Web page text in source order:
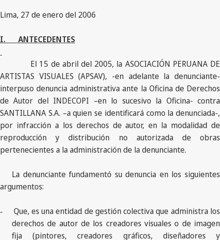
Lima, 27 de enero del 2006
I. ANTECEDENTES
El 15 de abril del 2005, la ASOCIACIÓN PERUANA DE
ARTISTAS VISUALES (APSAV), -en adelante la denunciante-
interpuso denuncia administrativa ante la Oficina de Derechos
de Autor del INDECOPI –en lo sucesivo la Oficina- contra
SANTILLANA S.A. –a quien se identificará como la denunciada-,
por infracción a los derechos de autor, en la modalidad de
reproducción y distribución no autorizada de obras
pertenecientes a la administración de la denunciante.
La denunciante fundamentó su denuncia en los siguientes
argumentos:
-
Que, es una entidad de gestión colectiva que administra los
derechos de autor de los creadores visuales o de imagen
fija (pintores, creadores gráficos, diseñadores y